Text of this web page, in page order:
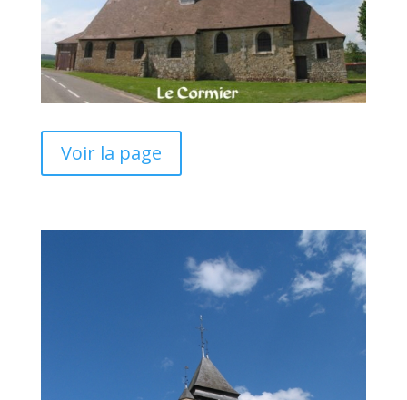
Voir la page